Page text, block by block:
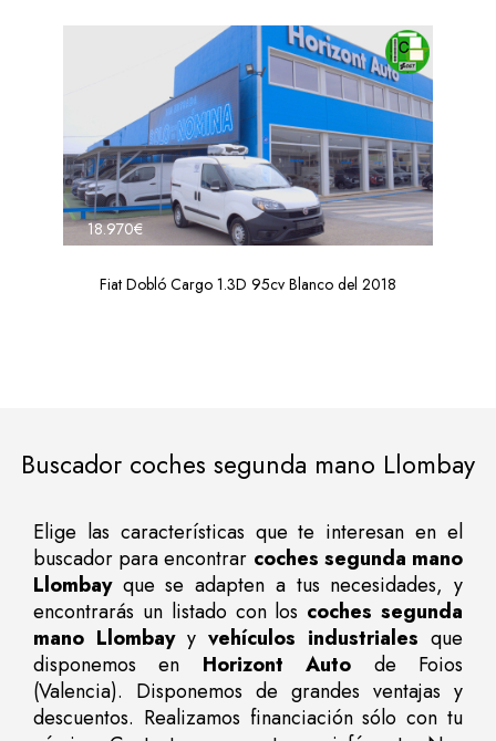
18.970€
Fiat Dobló Cargo 1.3D 95cv Blanco del 2018
Buscador coches segunda mano Llombay
Elige las características que te interesan en el
buscador para encontrar coches segunda mano
Llombayque se adapten a tus necesidades, y
encontrarás un listado con los coches segunda
mano Llombayy vehículos industriales que
disponemos en Horizont Auto de Foios
(Valencia). Disponemos de grandes ventajas y
descuentos. Realizamos financiación sólo con tu